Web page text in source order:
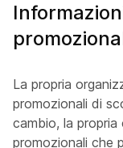
La propria
promozionali di
cambio, la
promozionali che